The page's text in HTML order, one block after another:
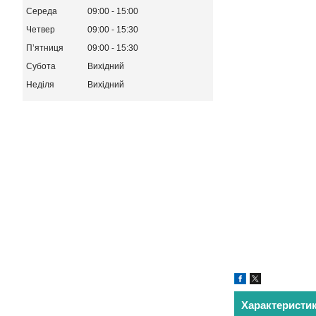
Середа 09:00
15:00
Четвер
09:00
15:30
Пʼятниця
09:00
15:30
Субота
Вихідний
Неділя
Вихідний